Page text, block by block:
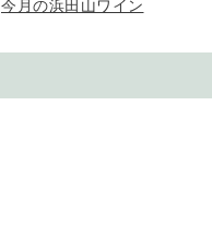
今月の浜田山ワイン